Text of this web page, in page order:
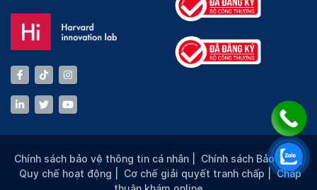
Chính sách bảo vệ thông tin cá nhân Chính sách Bảo mật |
Quy chế hoạt động
Cơ chế giải quyết tranh chấp |Chấp